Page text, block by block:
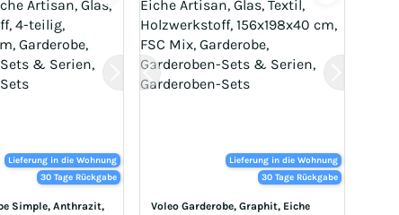
Lieferung in die Wohnung
30 Tage Rückgabe
Simple, Anthrazit,
Lieferung in die Wohnung
30 Tage Rückgabe
Voleo Garderobe, Graphit, Eiche